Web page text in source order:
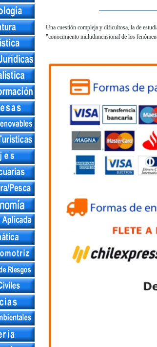
Una cuestión compleja y dificultosa, la de
"conocimiento multidimensional de los